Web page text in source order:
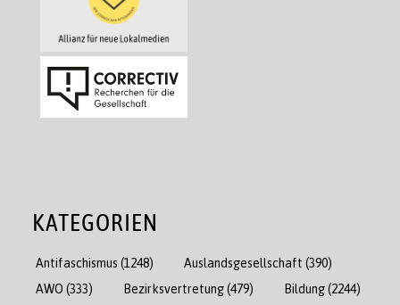
KATEGORIEN
Antifaschismus (1248) Auslandsgesellschaft (390)
AWO (333) Bezirksvertretung(479) Bildung(2244)